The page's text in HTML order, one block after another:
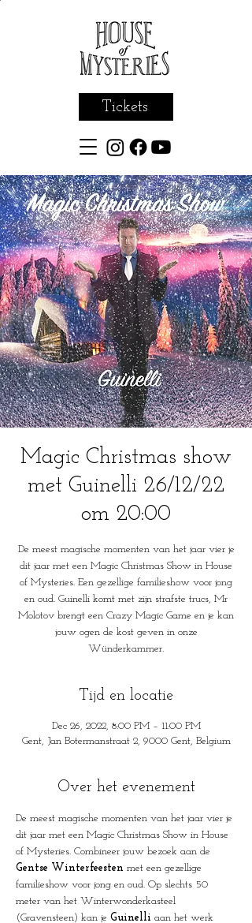
Tickets
Magic Christmas show
met Guinelli 26/12/22
om 20:00
De meest magische momenten van het jaar vier je
dit jaar met een Magic Christmas Show in House
of Mysteries. Een gezellige familieshow voor jong
en oud. Guinelli komt met zijn strafste trucs, Mr
Molotov brengt een Crazy Magic Game en je kan
jouw ogen de kost geven in onze
Wünderkammer.
Tijd en locatie
Dec 26, 2022, 8:00 PM – 11:00 PM
Gent, Jan Botermanstraat 2, 9000 Gent, Belgium
Over het evenement
De meest magische momenten van het jaar vier je
dit jaar met een Magic Christmas Show in House
of Mysteries. Combineer jouw bezoek aan de
Gentse Winterfeesten met een gezellige
familieshow voor jong en oud. Op slechts 50
meter van het Winterwonderkasteel
(Gravensteen) kan je Guinelli aan het werk